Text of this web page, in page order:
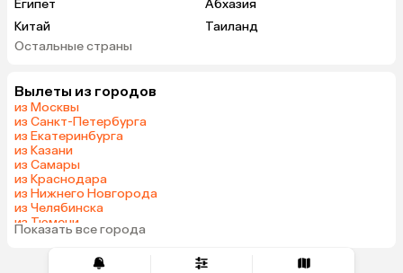
Египет
Абхазия
Китай
Таиланд
Вьетнам
Беларусь
Шри-Ланка
Азербайджан
Сербия
Киргизия
Саудовская Аравия
Венгрия
Остальные страны
Вылеты из городов
из Москвы
из Санкт-Петербурга
из Екатеринбурга
из Казани
из Самары
из Краснодара
из Нижнего Новгорода
из Челябинска
из Тюмени
из Минеральных Вод
Показать все города